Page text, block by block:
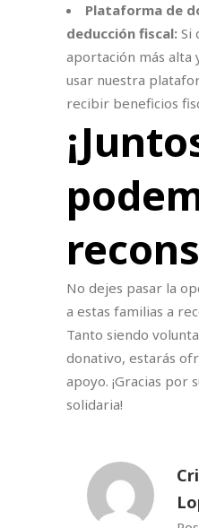
Plataforma de
deducción fiscal: Si
aportación más alta
usar nuestra
recibir beneficios
No dejes pasar la
a estas familias a
Tanto siendo
donativo, estarás
apoyo. ¡Gracias por
solidaria!